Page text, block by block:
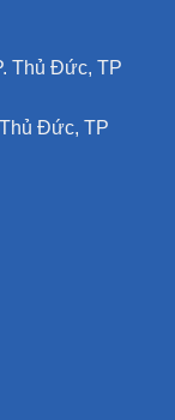
Thủ Đức, TP
Đức, TP